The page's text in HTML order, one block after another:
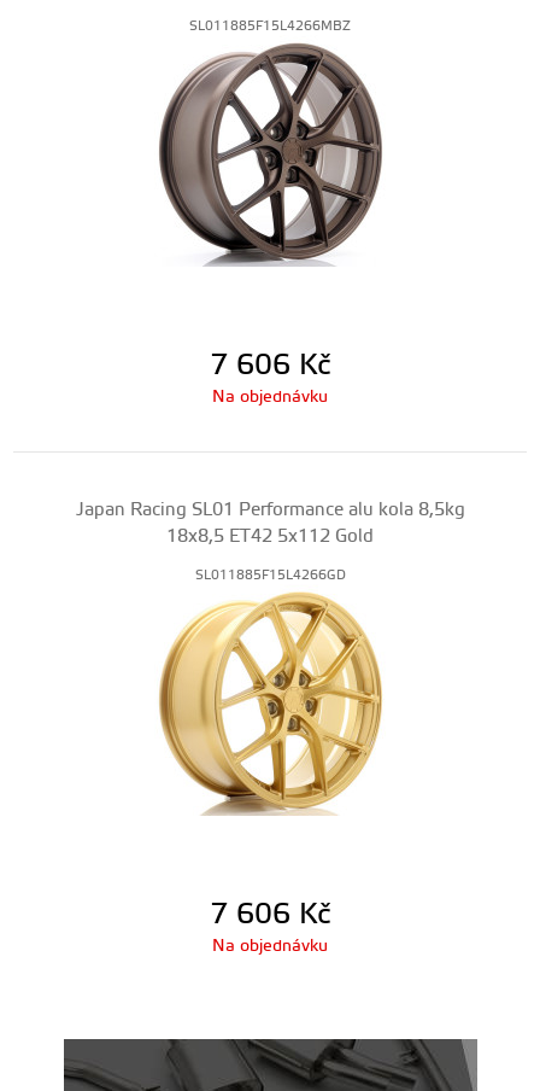
SL011885F15L4266MBZ
7 606 Kč
Na objednávku
Japan Racing SL01 Performance alu kola 8,5kg
18x8,5 ET42 5x112 Gold
SL011885F15L4266GD
7 606 Kč
Na objednávku